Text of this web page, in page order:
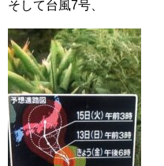
そして台風7号、